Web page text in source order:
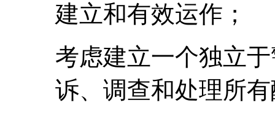
建立和有效运作；
考虑建立一个独立
诉、调查和处理所